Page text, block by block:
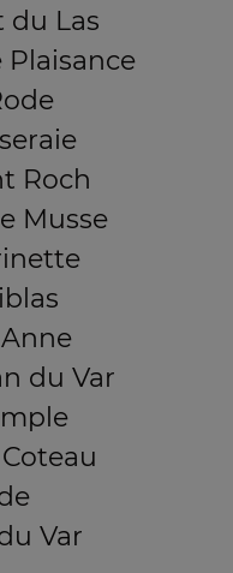
du Las
Roch
Musse
du Var
Var